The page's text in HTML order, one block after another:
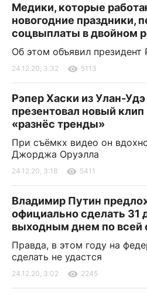
Медики, которые
новогодние праздники,
соцвыплаты в двойном
Об этом объявил президент
24.12.20, 3:32 5113
Рэпер Хаски из Улан-Удэ
презентовал новый клип
«разнёс тренды»
При съёмкх видео он
Джорджа Оруэлла
24.12.20, 3:18 5411
Владимир Путин
официально сделать 31
выходным днем по всей
Правда, в этом году на
сделать не удастся
24.12.20, 3:02 2245